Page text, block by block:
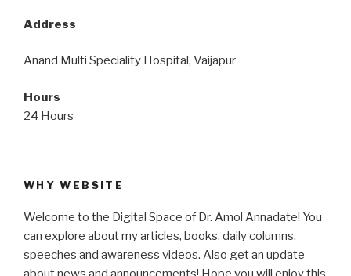
Address
Anand Multi Speciality Hospital, Vaijapur
Hours
24 Hours
WHY WEBSITE
Welcome to the Digital Space of Dr. Amol Annadate! You
can explore about my articles, books, daily columns,
speeches and awareness videos. Also get an update